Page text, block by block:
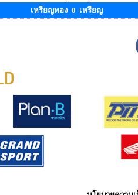
เหรียญทอง 0 เหรียญ